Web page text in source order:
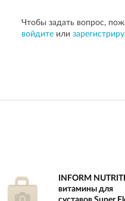
Чтобы задать вопрос,
войдите или
INFORM
витамины для